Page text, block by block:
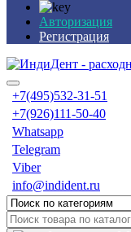
Авторизация
Регистрация
+7(495)532-31-51
+7(926)111-50-40
Whatsapp
Telegram
Viber
info@indident.ru